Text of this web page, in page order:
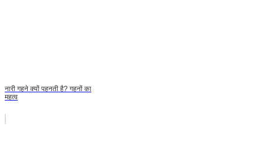
नारी गहने क्यों पहनती है? गहनों का
महत्व